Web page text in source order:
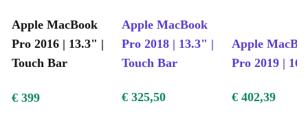
Apple MacBook
Pro 2016 | 13.3" |
Touch Bar
Apple MacBook
Pro 2018 | 13.3" |
Touch Bar
Apple
Pro 2019 | 16"
€ 399 € 325,50 € 402,39